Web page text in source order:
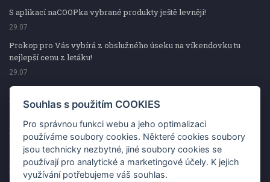
S aplikací naCOOPka vybrané produkty ještě levněji!
29.07
Prokop pro Vás vybírá z obslužného úseku na víkendovku tu
nejlepší cenu z letáku!
29.07
Prokop pro Vás vybírá z obslužného úseku na víkendovku tu
nejlepší cenu z letáku!
Kup špekáčky od Váhaly a vyhraj s naCOOPkou sekerku Fiskars
29.07
Prokop pro Vás vybírá na víkendovku ty nejlepší ceny z letáku!
Souhlas s použitím COOKIES
Pro správnou funkci webu a jeho optimalizaci
používáme soubory cookies. Některé cookies soubory
jsou technicky nezbytné, jiné soubory cookies se
používají pro analytické a marketingové účely. K jejich
využívání potřebujeme váš souhlas.